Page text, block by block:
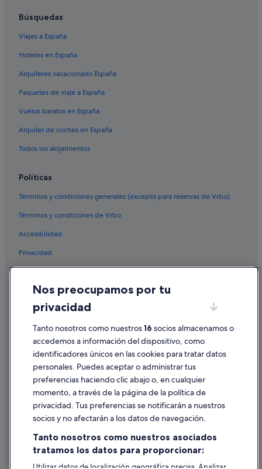
Hoteles históricos en Centro de Salou
Hoteles de 5 estrellas en Salou
Melia hoteles en Salou
Hoteles LGTBQIA en Salou
Vilafortuny hoteles
Independent hoteles en Salou
Hoteles históricos en Salou
Casas privadas de vacaciones en Salou
Hoteles cerca de Club Náutico Salou
Hoteles cerca de Playa de Ponent
Hoteles baratos en Salou
Grupo Reside hoteles en Salou
H10 Hoteles en Centro de Salou
Hoteles con gimnasio en Salou
H10 Hoteles en Salou
Hoteles con gimnasio en Centro de Salou
Hoteles cerca de Parque municipal
Hoteles con piscina en Centro de Salou
Hoteles en la playa en Salou
Residences en Salou
Hoteles de esquí en Salou
Hoteles de 3 estrellas en Centro de Salou
Búsquedas
Viajes a España
Hoteles en España
Alquileres vacacionales España
Paquetes de viaje a España
Vuelos baratos en España
Alquiler de coches en España
Todos los alojamientos
Políticas
Términos y condiciones generales (excepto para reservas de Vrbo)
Términos y condiciones de Vrbo
Accesibilidad
Privacidad
Cookies
Condiciones de uso
Información legal/contacto
Pautas sobre el contenido y cómo denunciar contenido
Ayuda
Cancelar un vuelo
Cancelar una reserva de hotel o de un alquiler vacacional
Utilizar un cupón de Expedia
Nos preocupamos por tu
privacidad
Tanto nosotros como nuestros16 socios almacenamos o
accedemos a información del dispositivo, como
identificadores únicos en las cookies para tratar datos
personales. Puedes aceptar o administrar tus
preferencias haciendo clic abajo o, en cualquier
momento, a través de la página de la política de
privacidad. Tus preferencias se notificarán a nuestros
socios y no afectarán a los datos de navegación.
Tanto nosotros como nuestros asociados
tratamos los datos para proporcionar:
Utilizar datos de localización geográfica precisa. Analizar